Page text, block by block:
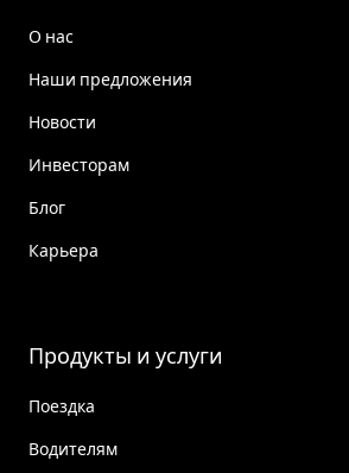
О нас
Наши предложения
Новости
Инвесторам
Блог
Карьера
Продукты и услуги
Поездка
Водителям